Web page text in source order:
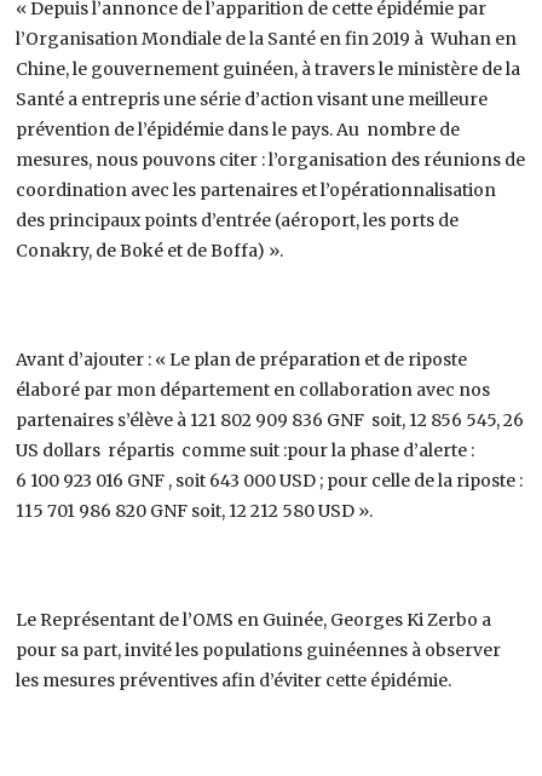
« Depuis l’annonce de l’apparition de cette épidémie par
l’Organisation Mondiale de la Santé en fin 2019 à Wuhan en
Chine, le gouvernement guinéen, à travers le ministère de la
Santé a entrepris une série d’action visant une meilleure
prévention de l’épidémie dans le pays. Au nombre de
mesures, nous pouvons citer : l’organisation des réunions de
coordination avec les partenaires et l’opérationnalisation
des principaux points d’entrée (aéroport, les ports de
Conakry, de Boké et de Boffa) ».
Avant d’ajouter : « Le plan de préparation et de riposte
élaboré par mon département en collaboration avec nos
partenaires s’élève à 121 802 909 836 GNF soit, 12 856 545, 26
US dollars répartis comme suit :pour la phase d’alerte :
6 100 923 016 GNF , soit 643 000 USD ; pour celle de la riposte :
115 701 986 820 GNF soit, 12 212 580 USD ».
Le Représentant de l’OMS en Guinée, Georges Ki Zerbo a
pour sa part, invité les populations guinéennes à observer
les mesures préventives afin d’éviter cette épidémie.